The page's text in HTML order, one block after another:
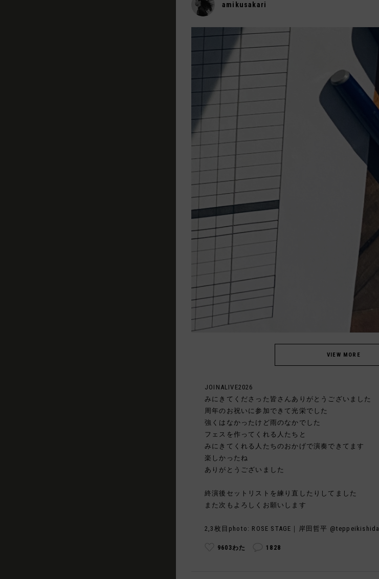
amikusakari
JOINALIVE2026
みにきてくださった皆さんありがとうございました
周年のお祝いに参加できて光栄でした
強くはなかったけど雨のなかでした
フェスを作ってくれる人たちと
みにきてくれる人たちのおかげで演奏できてます
楽しかったね
ありがとうございました
終演後セットリストを練り直したりしてました
また次もよろしくお願いします
2,3枚目photo: ROSE STAGE｜岸田哲平 @teppeikishida
9603わた 1828